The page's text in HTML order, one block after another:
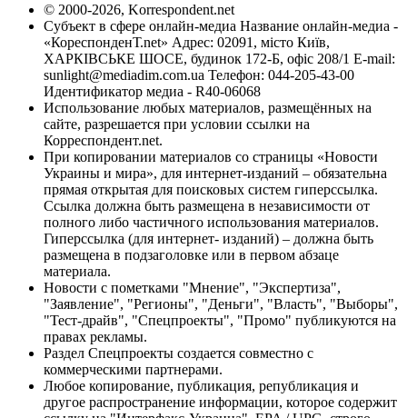
© 2000-2026, Korrespondent.net
Субъект в сфере онлайн-медиа Название онлайн-медиа -
«КореспонденТ.net» Адрес: 02091, місто Київ,
ХАРКІВСЬКЕ ШОСЕ, будинок 172-Б, офіс 208/1 E-mail:
sunlight@mediadim.com.ua Телефон: 044-205-43-00
Идентификатор медиа - R40-06068
Использование любых материалов, размещённых на
сайте, разрешается при условии ссылки на
Корреспондент.net.
При копировании материалов со страницы «Новости
Украины и мира», для интернет-изданий – обязательна
прямая открытая для поисковых систем гиперссылка.
Ссылка должна быть размещена в независимости от
полного либо частичного использования материалов.
Гиперссылка (для интернет- изданий) – должна быть
размещена в подзаголовке или в первом абзаце
материала.
Новости с пометками "Мнение", "Экспертиза",
"Заявление", "Регионы", "Деньги", "Власть", "Выборы",
"Тест-драйв", "Спецпроекты", "Промо" публикуются на
правах рекламы.
Раздел Спецпроекты создается совместно с
коммерческими партнерами.
Любое копирование, публикация, републикация и
другое распространение информации, которое содержит